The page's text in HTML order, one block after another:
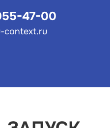
47-00
context.ru